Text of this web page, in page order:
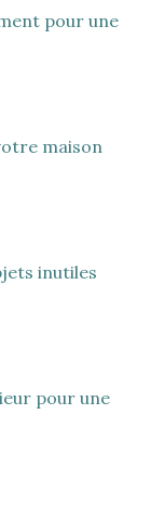
pour une
maison
inutiles
pour une